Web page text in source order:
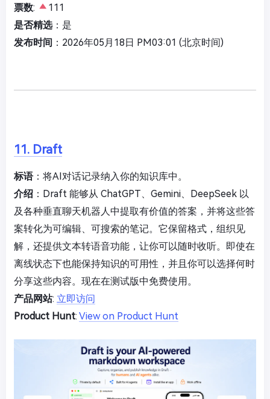
票数:
111
是否精选：是
发布时间 ：2026年05月18日 PM03:01 (北京时间)
11. Draft
标语：将AI对话记录纳入你的知识库中。
介绍 ：Draft 能够从 ChatGPT、Gemini、DeepSeek 以
及各种垂直聊天机器人中提取有价值的答案，并将这些答
案转化为可编辑、可搜索的笔记。它保留格式，组织见
解，还提供文本转语音功能，让你可以随时收听。即使在
离线状态下也能保持知识的可用性，并且你可以选择何时
分享这些内容。现在在测试版中免费使用。
产品网站: 立即访问
Product Hunt: View on Product Hunt